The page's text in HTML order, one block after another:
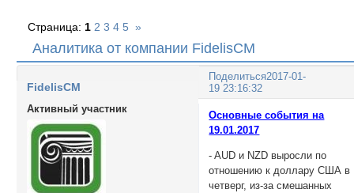
Аналитика от компании FidelisCM
Страница: 1 2 3 4 5 »
Поделиться2017-01-
19 23:16:32
FidelisCM
Активный участник
Основные события на
19.01.2017
- AUD и NZD выросли по
отношению к доллару США в
четверг, из-за смешанных